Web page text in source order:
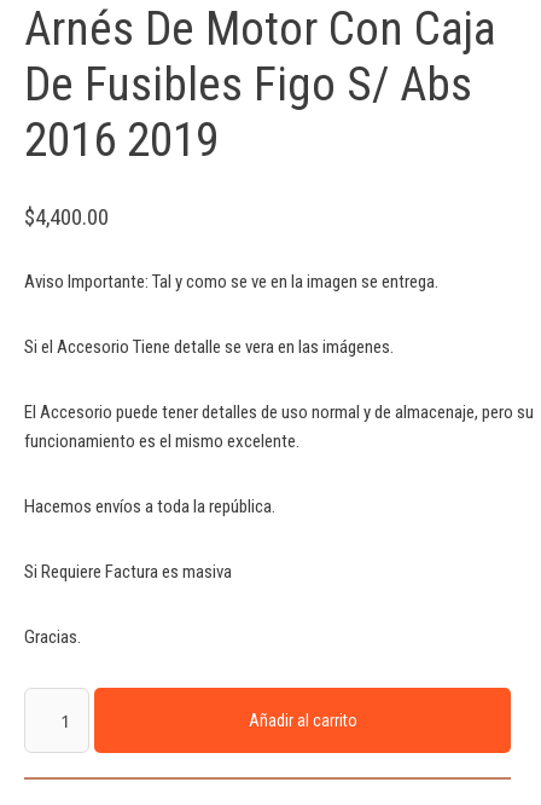
Arnés De Motor Con Caja
De Fusibles Figo S/ Abs
2016 2019
$4,400.00
Aviso Importante: Tal y como se ve en la imagen se entrega.
Si el Accesorio Tiene detalle se vera en las imágenes.
El Accesorio puede tener detalles de uso normal y de almacenaje, pero su
funcionamiento es el mismo excelente.
Hacemos envíos a toda la república.
Si Requiere Factura es masiva
Gracias.
Añadir al carrito